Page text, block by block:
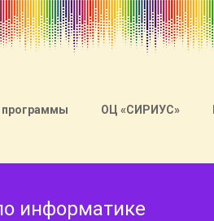
программы ОЦ «СИРИУС»
информатике